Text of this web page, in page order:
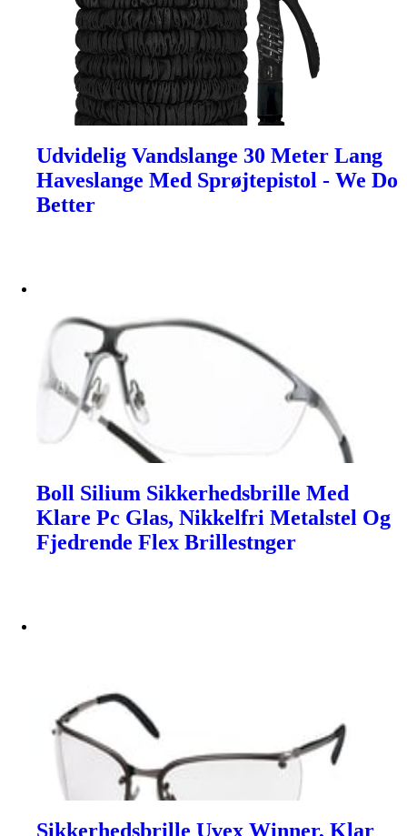
Udvidelig Vandslange 30 Meter Lang
Haveslange Med Sprøjtepistol - We Do
Better
Boll Silium Sikkerhedsbrille Med
Klare Pc Glas, Nikkelfri Metalstel Og
Fjedrende Flex Brillestnger
Sikkerhedsbrille Uvex Winner, Klar